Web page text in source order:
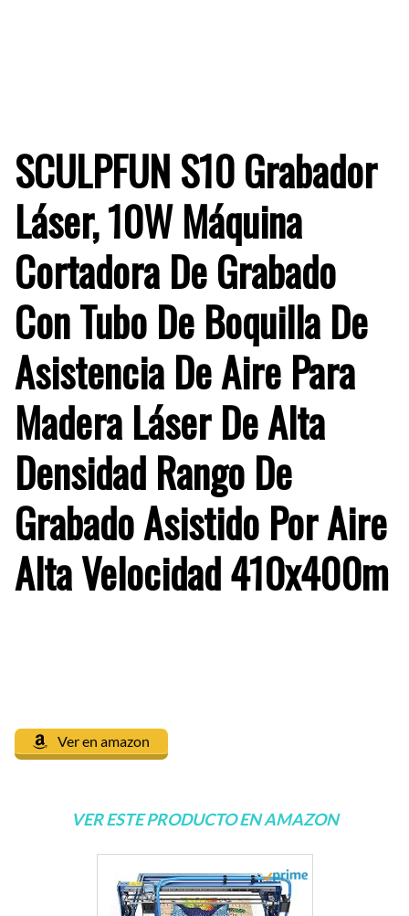
SCULPFUN S10 Grabador
Láser, 10W Máquina
Cortadora De Grabado
Con Tubo De Boquilla De
Asistencia De Aire Para
Madera Láser De Alta
Densidad Rango De
Grabado Asistido Por Aire
Alta Velocidad 410x400m
Ver en amazon
VER ESTE PRODUCTO EN AMAZON